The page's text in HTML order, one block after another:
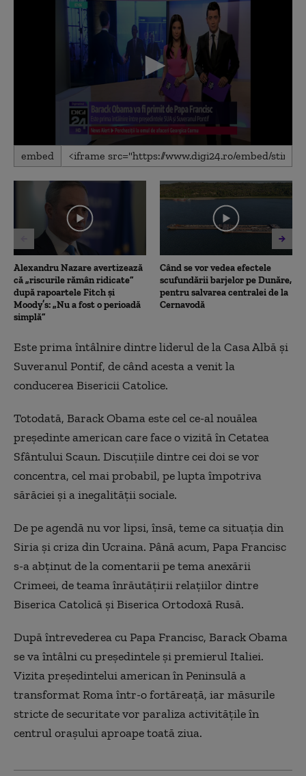
0
seconds
21
seconds
embed
Alexandru Nazare avertizează
că „riscurile rămân ridicate”
după rapoartele Fitch și
Moody’s: „Nu a fost o perioadă
simplă”
Când se vor vedea efectele
scufundării barjelor pe Dunăre,
pentru salvarea centralei de la
Cernavodă
Este prima întâlnire dintre liderul de la Casa Albă şi
Suveranul Pontif, de când acesta a venit la
conducerea Bisericii Catolice.
Totodată, Barack Obama este cel ce-al nouălea
preşedinte american care face o vizită în Cetatea
Sfântului Scaun. Discuţiile dintre cei doi se vor
concentra, cel mai probabil, pe lupta împotriva
sărăciei şi a inegalităţii sociale.
De pe agendă nu vor lipsi, însă, teme ca situaţia din
Siria şi criza din Ucraina. Până acum, Papa Francisc
s-a abţinut de la comentarii pe tema anexării
Crimeei, de teama înrăutăţirii relaţiilor dintre
Biserica Catolică şi Biserica Ortodoxă Rusă.
După întrevederea cu Papa Francisc, Barack Obama
se va întâlni cu preşedintele şi premierul Italiei.
Vizita preşedintelui american în Peninsulă a
transformat Roma într-o fortăreaţă, iar măsurile
stricte de securitate vor paraliza activităţile în
centrul oraşului aproape toată ziua.